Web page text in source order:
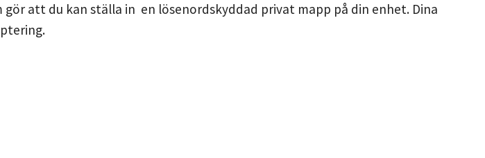
gör att du kan ställa in en lösenordskyddad privat mapp på din enhet. Dina